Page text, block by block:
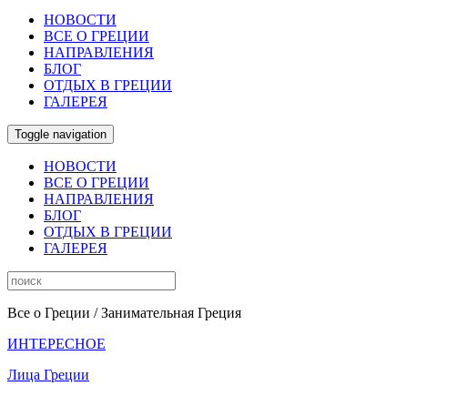
НОВОСТИ
ВСЕ О ГРЕЦИИ
НАПРАВЛЕНИЯ
БЛОГ
ОТДЫХ В ГРЕЦИИ
ГАЛЕРЕЯ
Toggle navigation
НОВОСТИ
ВСЕ О ГРЕЦИИ
НАПРАВЛЕНИЯ
БЛОГ
ОТДЫХ В ГРЕЦИИ
ГАЛЕРЕЯ
Все о Греции / Занимательная Греция
ИНТЕРЕСНОЕ
Лица Греции